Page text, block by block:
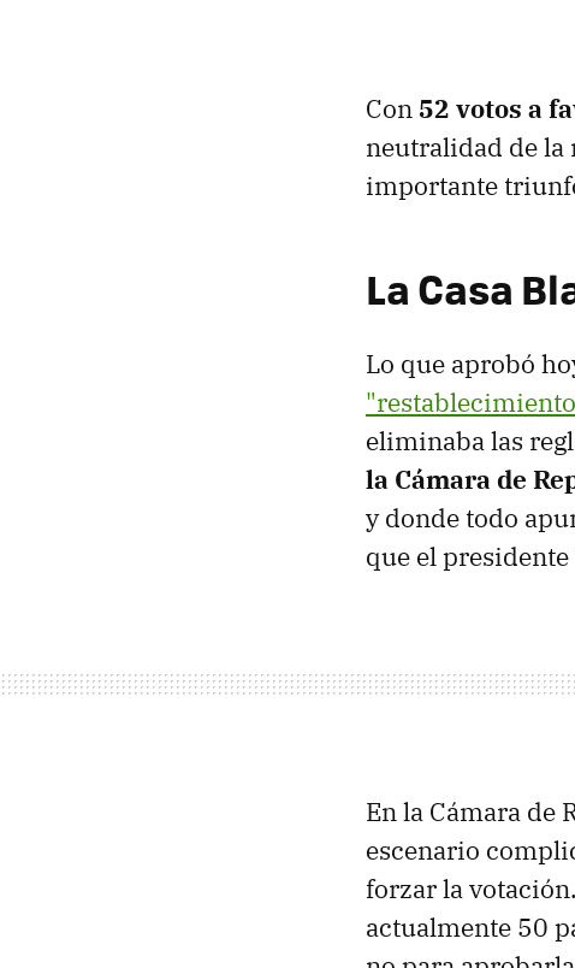
Con 52 votos a
neutralidad de la
importante
La Casa
Lo que aprobó
eliminaba las
la Cámara de
y donde todo
que el
En la Cámara de
escenario
forzar la
actualmente 50